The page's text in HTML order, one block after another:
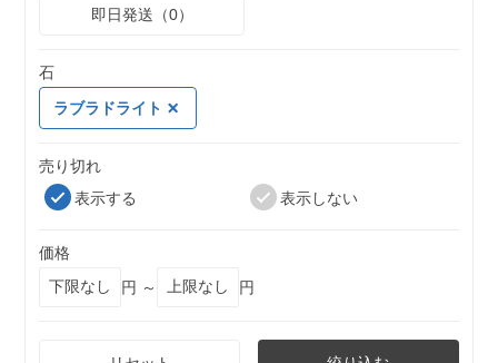
即日発送（0）
石
ラブラドライト
売り切れ
表示する
表示しない
価格
円 ～
円